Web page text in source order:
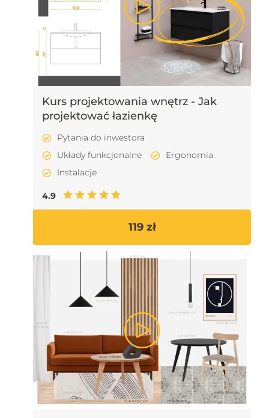
Kurs projektowania wnętrz - Jak
projektować łazienkę
Pytania do inwestora
Układy funkcjonalne
Ergonomia
Instalacje
4.9
119 zł